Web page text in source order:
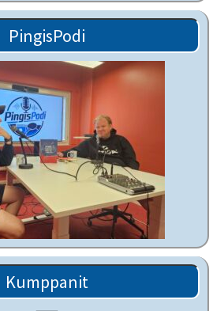
PingisPodi
Kumppanit